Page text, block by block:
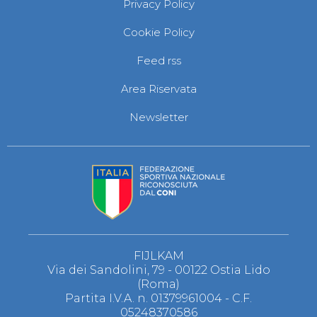
S'istrumpa
Calendario Attività
La disciplina
Merchandising
Cerca
News
Cookies Accept
Newsletter
Catalogo formativo
Corsi Monotematici
Corsi di Specializzazione
Corsi FIJLKAM-FISDIR
Corsi Preparatore Fisico
Edutraining class - Didattica infantile
Corso dirigenti sportivi
Corso Direttore di Gara
Privacy Policy
Cookie Policy
Feed rss
Area Riservata
Newsletter
FIJLKAM
Via dei Sandolini, 79 - 00122 Ostia Lido
(Roma)
Partita I.V.A. n. 01379961004 - C.F.
05248370586